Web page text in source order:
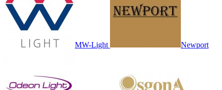
MW-Light Newport